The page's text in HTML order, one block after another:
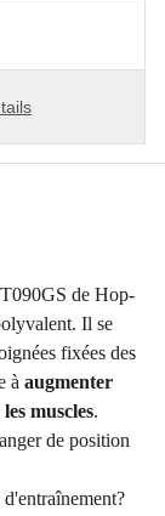
de Hop-
Il se
fixées des
à augmenter
muscles.
de position